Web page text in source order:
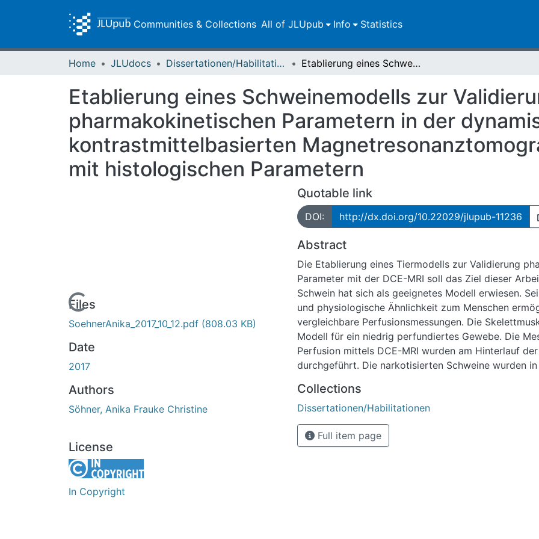
Communities & Collections All of JLUpub Info Statistics
Home JLUdocs Dissertationen/Habilitationen Etablierung eines Schweinemodells zur Validierung von pharmakokinetischen Parametern in der dynamischen kontrastmittelbasierten Magnetresonanztomographie: Korrelation mit histologischen Parametern
Etablierung eines Schweinemodells zur
pharmakokinetischen Parametern in der
kontrastmittelbasierten
mit histologischen Parametern
Loading...
Files
SoehnerAnika_2017_10_12.pdf (808.03 KB)
Date
2017
Authors
Söhner, Anika Frauke Christine
License
In Copyright
Quotable link
DOI: http://dx.doi.org/10.22029/jlupub-11236
Abstract
Die Etablierung eines Tiermodells zur Validierung
Parameter mit der DCE-MRI soll das Ziel dieser
Schwein hat sich als geeignetes Modell erwiesen.
und physiologische Ähnlichkeit zum Menschen
vergleichbare Perfusionsmessungen. Die
Modell für ein niedrig perfundiertes Gewebe. Die
Perfusion mittels DCE-MRI wurden am Hinterlauf
durchgeführt. Die narkotisierten Schweine wurden in
hochmolekulare intravasale Kontrastmittel
niedermolekulare, schnell extravasierende
appliziert. Die dynamischen Messungen wurden mit
Sequenz (3-D Gradientenechosequenz mit
Collections
Dissertationen/Habilitationen
Full item page